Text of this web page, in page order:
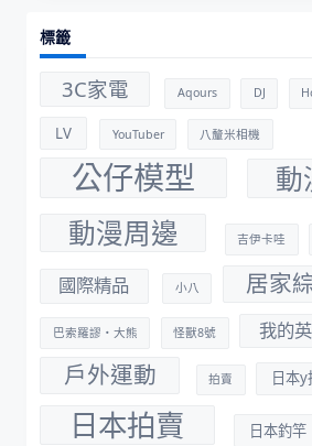
標籤
3C家電 Aqours DJ
LV YouTuber 八釐米相機
公仔模型
動
動漫周邊
吉伊卡哇
國際精品 小八 居家
巴索羅謬・大熊 怪獸8號 我的
戶外運動 拍賣 日本y
日本拍賣 日本釣竿